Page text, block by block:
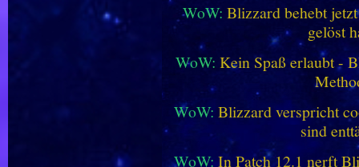
WoW: Blizzard behebt
gelöst
WoW: Kein Spaß erlaubt -
WoW: Blizzard verspricht
sind
WoW: In Patch 12.1 nerft